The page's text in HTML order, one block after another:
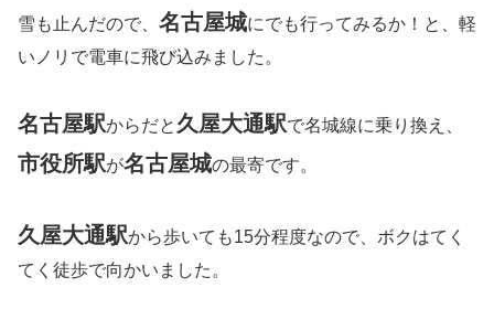
雪も止んだので、 名古屋城にでも行ってみるか！と、軽
いノリで電車に飛び込みました。
名古屋駅からだと 久屋大通駅で名城線に乗り換え、
市役所駅が名古屋城の最寄です。
久屋大通駅から歩いても15分程度なので、ボクはてく
てく徒歩で向かいました。